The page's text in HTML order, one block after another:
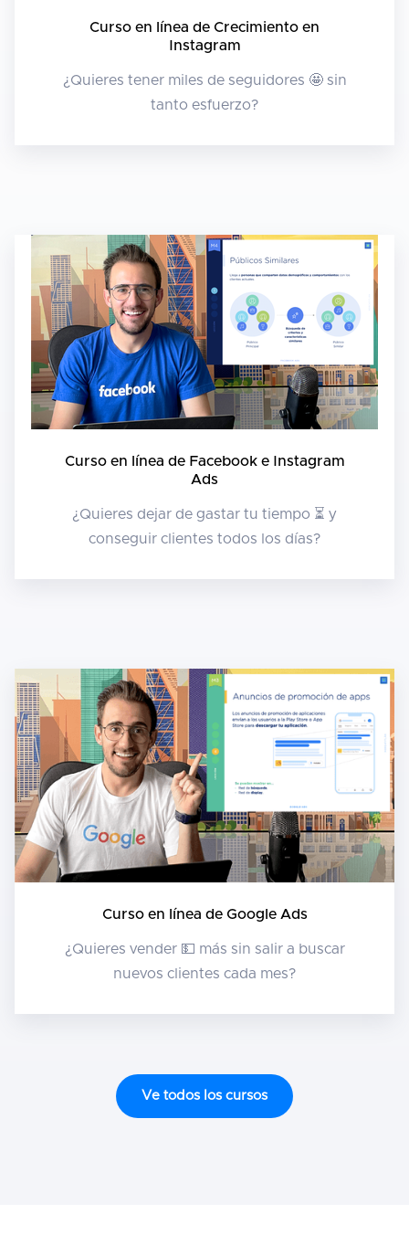
Curso en línea de Crecimiento en
Instagram
¿Quieres tener miles de seguidores 🤩 sin
tanto esfuerzo?
Curso en línea de Facebook e Instagram
Ads
¿Quieres dejar de gastar tu tiempo ⏳ y
conseguir clientes todos los días?
Curso en línea de Google Ads
¿Quieres vender 💵 más sin salir a buscar
nuevos clientes cada mes?
Ve todos los cursos